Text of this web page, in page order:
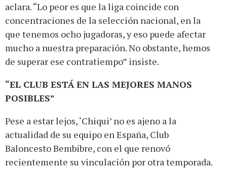
aclara. “Lo peor es que la liga coincide con
concentraciones de la selección nacional, en la
que tenemos ocho jugadoras, y eso puede afectar
mucho a nuestra preparación. No obstante, hemos
de superar ese contratiempo” insiste.
“EL CLUB ESTÁ EN LAS MEJORES MANOS
POSIBLES”
Pese a estar lejos, ‘Chiqui’ no es ajeno a la
actualidad de su equipo en España, Club
Baloncesto Bembibre, con el que renovó
recientemente su vinculación por otra temporada.